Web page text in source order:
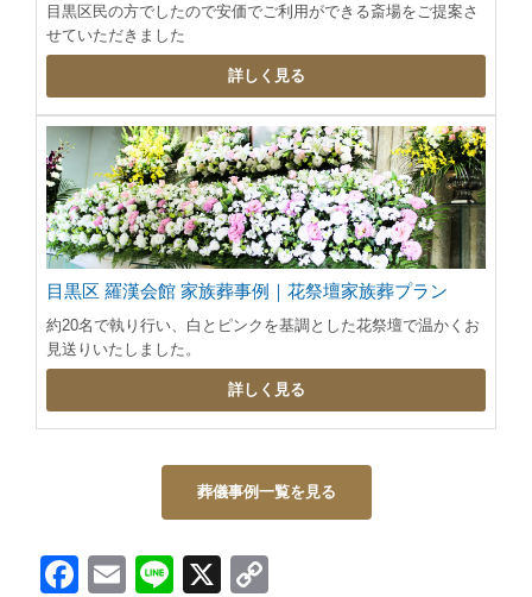
目黒区民の方でしたので安価でご利用ができる斎場をご提案さ
せていただきました
詳しく見る
目黒区 羅漢会館 家族葬事例｜花祭壇家族葬プラン
約20名で執り行い、白とピンクを基調とした花祭壇で温かくお
見送りいたしました。
詳しく見る
葬儀事例一覧を見る
Facebook
EmailLine
X